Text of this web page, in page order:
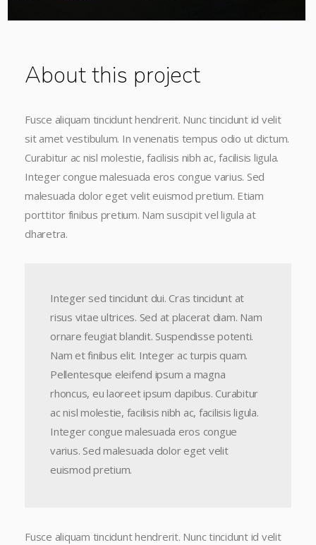
About this project
Fusce aliquam tincidunt hendrerit. Nunc tincidunt id velit
sit amet vestibulum. In venenatis tempus odio ut dictum.
Curabitur ac nisl molestie, facilisis nibh ac, facilisis ligula.
Integer congue malesuada eros congue varius. Sed
malesuada dolor eget velit euismod pretium. Etiam
porttitor finibus pretium. Nam suscipit vel ligula at
dharetra.
Integer sed tincidunt dui. Cras tincidunt at
risus vitae ultrices. Sed at placerat diam. Nam
ornare feugiat blandit. Suspendisse potenti.
Nam et finibus elit. Integer ac turpis quam.
Pellentesque eleifend ipsum a magna
rhoncus, eu laoreet ipsum dapibus. Curabitur
ac nisl molestie, facilisis nibh ac, facilisis ligula.
Integer congue malesuada eros congue
varius. Sed malesuada dolor eget velit
euismod pretium.
Fusce aliquam tincidunt hendrerit. Nunc tincidunt id velit